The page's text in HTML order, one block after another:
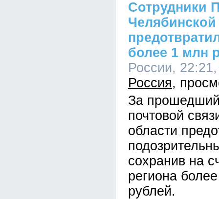
Сотрудники
Челябинской
более 1 млн
России,
Россия
За
почтовой
области
сохранив на
региона
рублей.